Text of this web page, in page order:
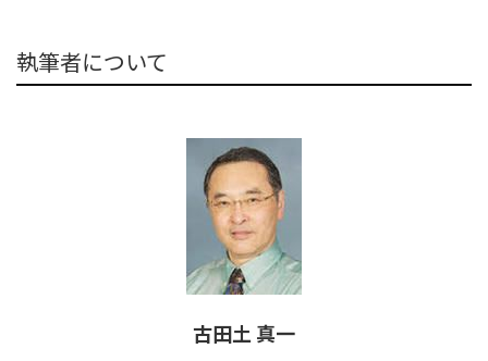
執筆者について
古田土 真一